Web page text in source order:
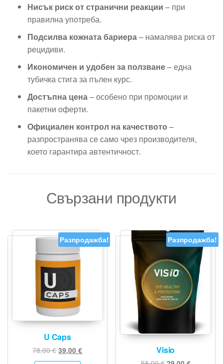
Нисък риск от странични реакции – при
правилна употреба.
Подсилва кожната бариера– намалява риска от
рецидиви.
Икономичен и удобен за ползване– една
тубичка стига за пълен курс.
Достъпна цена– особено при промоции и
пакетни оферти.
Официален контрол на качеството –
разпространява се само чрез производителя,
което гарантира автентичност.
Свързани продукти
Разпродажба!
U Caps
78,00€Original
price
39,00€Текущата
Разпродажба!
Visio